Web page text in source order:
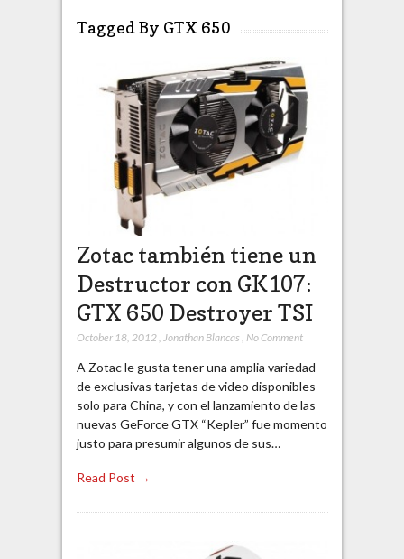
Tagged By GTX 650
Zotac también tiene un
Destructor con GK107:
GTX 650 Destroyer TSI
October 18, 2012, Jonathan Blancas No Comment
A Zotac le gusta tener una amplia variedad
de exclusivas tarjetas de video disponibles
solo para China, y con el lanzamiento de las
nuevas GeForce GTX “Kepler” fue momento
justo para presumir algunos de sus…
Read Post →